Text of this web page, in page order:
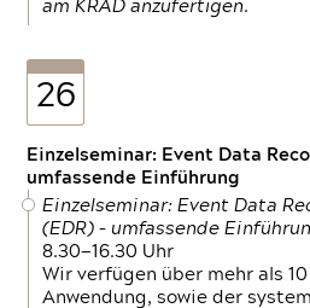
am KRAD anzufertigen.
26
Einzelseminar: Event Data
umfassende Einführung
Einzelseminar: Event Data
(EDR) – umfassende
8.30—16.30 Uhr
Wir verfügen über mehr als
Anwendung, sowie der